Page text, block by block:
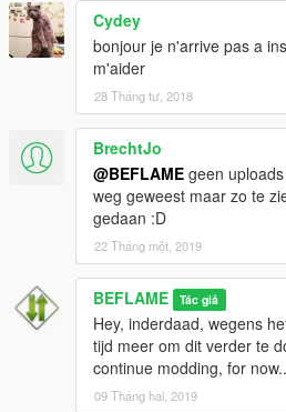
Cydey
bonjour je n'arrive pas a
m'aider
28 Tháng tư, 2018
BrechtJo
@BEFLAME geen
weg geweest maar zo te
gedaan :D
22 Tháng một, 2019
BEFLAME Tác giả
Hey, inderdaad, wegens
tijd meer om dit verder te
continue modding, for
09 Tháng hai, 2019